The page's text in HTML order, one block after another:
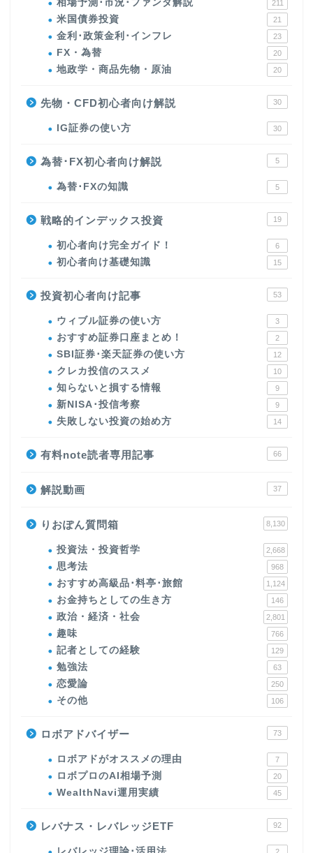
相場予測･市況･ファンダ解説 211
米国債券投資 21
金利･政策金利･インフレ 23
FX・為替 20
地政学・商品先物・原油 20
先物・CFD初心者向け解説 30
IG証券の使い方 30
為替･FX初心者向け解説 5
為替･FXの知識 5
戦略的インデックス投資 19
初心者向け完全ガイド！ 6
初心者向け基礎知識 15
投資初心者向け記事 53
ウィブル証券の使い方 3
おすすめ証券口座まとめ！ 2
SBI証券･楽天証券の使い方 12
クレカ投信のススメ 10
知らないと損する情報 9
新NISA･投信考察 9
失敗しない投資の始め方 14
有料note読者専用記事 66
解説動画 37
りおぽん質問箱 8,130
投資法・投資哲学 2,668
思考法 968
おすすめ高級品･料亭･旅館 1,124
お金持ちとしての生き方 146
政治・経済・社会 2,801
趣味 766
記者としての経験 129
勉強法 63
恋愛論 250
その他 106
ロボアドバイザー 73
ロボアドがオススメの理由 7
ロボプロのAI相場予測 20
WealthNavi運用実績 45
レバナス・レバレッジETF 92